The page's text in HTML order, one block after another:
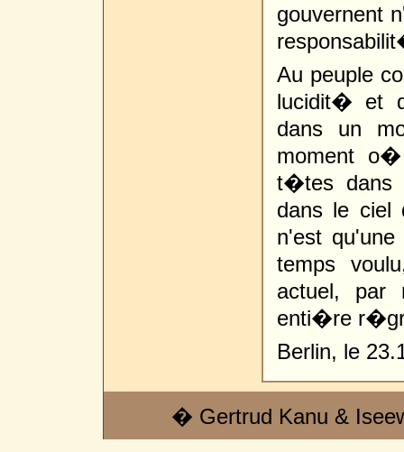
gouvernent
Au peuple
lucidit� et
dans un
moment
t�tes dans
dans le ciel
n'est
temps
actuel, par
enti�re
Berlin, le
� Gertrud Kanu &